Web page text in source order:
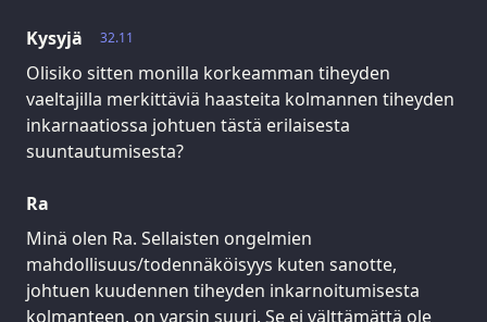
32.11
Kysyjä
Olisiko sitten monilla korkeamman tiheyden
vaeltajilla merkittäviä haasteita kolmannen tiheyden
inkarnaatiossa johtuen tästä erilaisesta
suuntautumisesta?
Ra
Minä olen Ra. Sellaisten ongelmien
mahdollisuus/todennäköisyys kuten sanotte,
johtuen kuudennen tiheyden inkarnoitumisesta
kolmanteen, on varsin suuri. Se ei välttämättä ole